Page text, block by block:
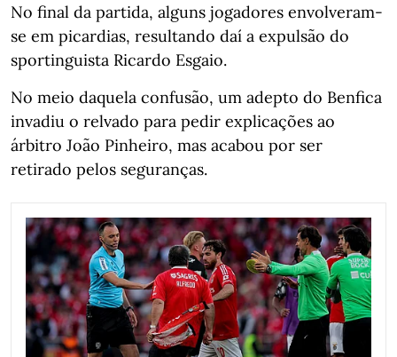
No final da partida, alguns jogadores envolveram-
se em picardias, resultando daí a expulsão do
sportinguista Ricardo Esgaio.
No meio daquela confusão, um adepto do Benfica
invadiu o relvado para pedir explicações ao
árbitro João Pinheiro, mas acabou por ser
retirado pelos seguranças.